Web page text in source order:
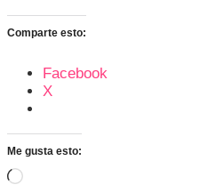
Comparte esto:
Facebook
X
Me gusta esto:
Cargando...